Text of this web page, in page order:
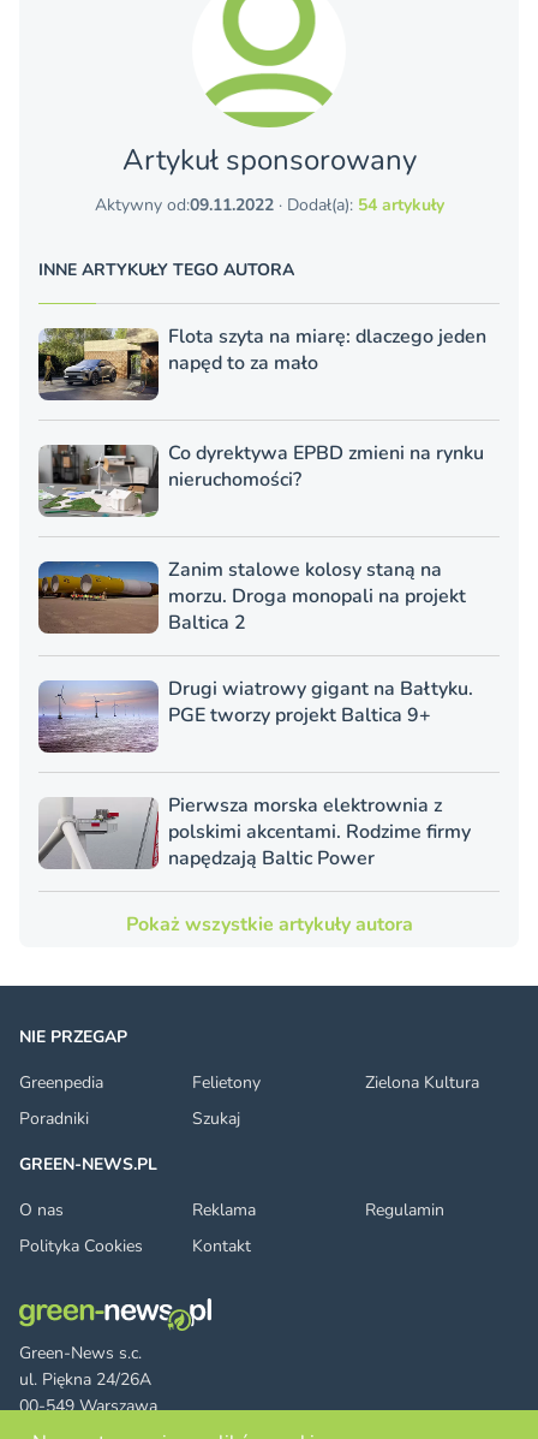
Artykuł sponsorowany
Aktywny od:09.11.2022· Dodał(a): 54 artykuły
INNE ARTYKUŁY TEGO AUTORA
Flota szyta na miarę: dlaczego jeden
napęd to za mało
Co dyrektywa EPBD zmieni na rynku
nieruchomości?
Zanim stalowe kolosy staną na
morzu. Droga monopali na projekt
Baltica 2
Drugi wiatrowy gigant na Bałtyku.
PGE tworzy projekt Baltica 9+
Pierwsza morska elektrownia z
polskimi akcentami. Rodzime firmy
napędzają Baltic Power
Pokaż wszystkie artykuły autora
Green-News s.c.
ul. Piękna 24/26A
00-549 Warszawa
NIE PRZEGAP
Greenpedia
Felietony
Zielona Kultura
Poradniki
Szukaj
GREEN-NEWS.PL
O nas
Reklama
Regulamin
Polityka Cookies
Kontakt